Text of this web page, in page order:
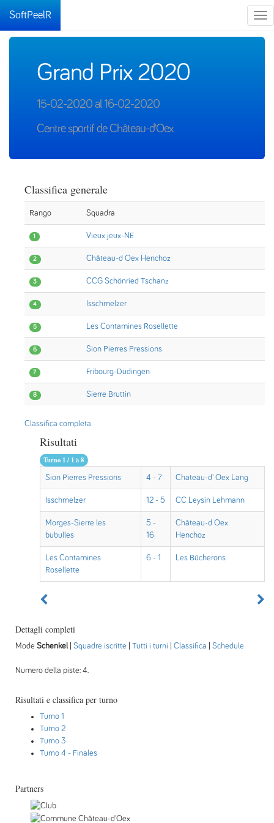
SoftPeelR
Grand Prix 2020
15-02-2020 al 16-02-2020
Centre sportif de Château-d'Oex
Classifica generale
Rango Squadra
1 Vieux jeux-NE
2 Château-d Oex Henchoz
3 CCG Schönried Tschanz
4 Isschmelzer
5 Les Contamines Rosellette
6 Sion Pierres Pressions
7 Fribourg-Düdingen
8 Sierre Bruttin
Classifica completa
Risultati
Turno 1 / 1 à 8
Sion Pierres Pressions 4 - 7 Chateau-d' Oex Lang
Isschmelzer 12 - 5 CC Leysin Lehmann
Morges-Sierre les
bubulles
5 -
16
Château-d Oex
Henchoz
Les Contamines
Rosellette
6 - 1 Les Bûcherons
Dettagli completi
Mode Schenkel Squadre iscritte Tutti i turni Classifica Schedule
Numero della piste: 4.
Risultati e classifica per turno
Turno 1
Turno 2
Turno 3
Turno 4 - Finales
Partners